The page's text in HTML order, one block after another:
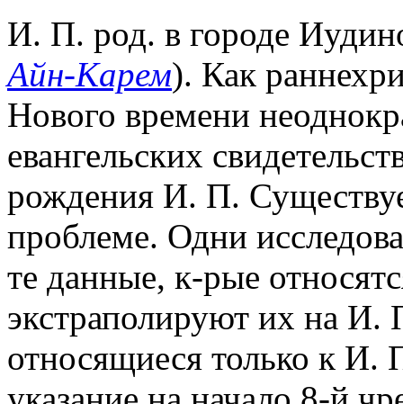
И. П. род. в городе
Айн-Карем). Как
Нового времени
евангельских
рождения И. П.
проблеме. Одни
те данные, к-рые
экстраполируют их на И.
относящиеся только к И.